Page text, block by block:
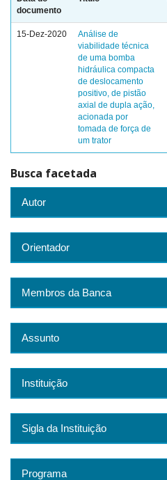
documento
15-Dez-2020
Análise de
viabilidade técnica
de uma bomba
hidráulica compacta
de deslocamento
positivo, de pistão
axial de dupla ação,
acionada por
tomada de força de
um trator
Busca facetada
Autor
Orientador
Membros da Banca
Assunto
Instituição
Sigla da Instituição
Programa